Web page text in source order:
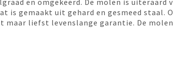
is gemaakt uit gehard en gesmeed staal.
maar liefst levenslange garantie. De